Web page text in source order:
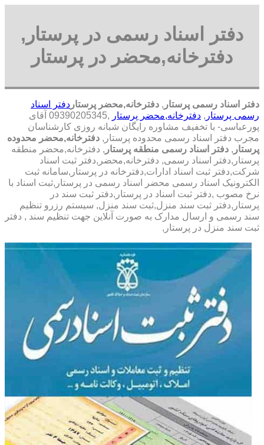
دفتر اسناد رسمی در پرستار,
دفترخانه,محضر در پرستار
دفتر اسناد رسمی پرستار , دفترخانه,محضر پرستار دفتر اسناد
رسمی پرستار , دفترخانه,محضر پرستار
,09390205345 آقای
پورعباسی- با تخفیف مشاوره رايگان شبانه روزی کارشناسان
مجرب دفتر اسناد رسمی محدوده پرستار, دفترخانه,محضر محدوده
پرستار , دفتر اسناد رسمی منطقه پرستار , دفترخانه,محضر منطقه
پرستار,دفتر اسناد رسمی, دفترخانه,محضر,دفتر ثبت اسناد
شرکت,دفتر ثبت اسناد ادارات,دفترخانه در پرستار,سامانه ثبت
الکترونیک اسناد رسمی محضر اسناد رسمی در پرستار,ثبت اسناد با
نرخ مصوب ,دفتر ثبت اسناد در پرستار,دفتر ثبت سند در
پرستار,دفتر ثبت سند منزل,ثبت سند منزل, سیستم رزرو تنظیم
سند رسمی و ارسال مدارک به صورت آنلاین جهت تنظیم سند , دفتر
ثبت سند منزل در پرستار,